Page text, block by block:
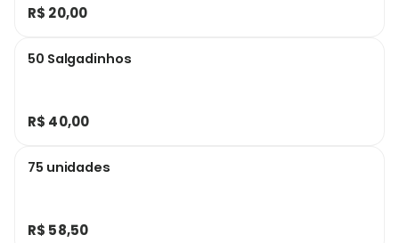
R$ 20,00
50 Salgadinhos
R$ 40,00
75 unidades
R$ 58,50